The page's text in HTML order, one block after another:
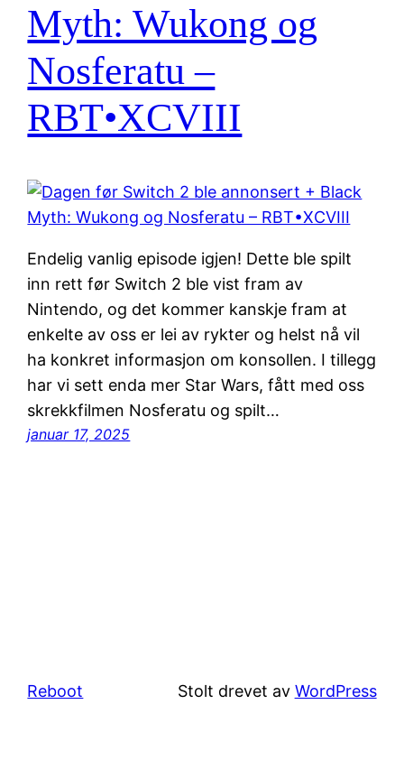
Myth: Wukong og
Nosferatu –
RBT•XCVIII
Endelig vanlig episode igjen! Dette ble spilt
inn rett før Switch 2 ble vist fram av
Nintendo, og det kommer kanskje fram at
enkelte av oss er lei av rykter og helst nå vil
ha konkret informasjon om konsollen. I tillegg
har vi sett enda mer Star Wars, fått med oss
skrekkfilmen Nosferatu og spilt…
januar 17, 2025
Reboot Stolt drevet av WordPress